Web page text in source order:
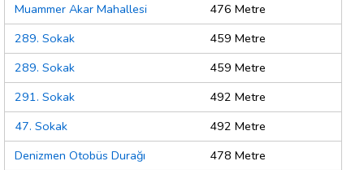
Muammer Akar Mahallesi
476 Metre
289. Sokak
459 Metre
289. Sokak
459 Metre
291. Sokak
492 Metre
47. Sokak
492 Metre
Denizmen Otobüs Durağı
478 Metre